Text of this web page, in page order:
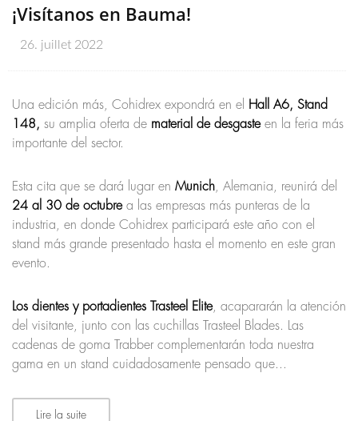
¡Visítanos en Bauma!
26. juillet 2022
Una edición más, Cohidrex expondrá en el
Hall A6, Stand
148, su amplia oferta de material de desgasteen la feria más
importante del sector.
Esta cita que se dará lugar en Munich , Alemania, reunirá del
24 al 30 de octubrea las empresas más punteras de la
industria, en donde Cohidrex participará este año con el
stand más grande presentado hasta el momento en este gran
evento.
Los dientes y portadientes Trasteel Elite, acapararán la atención
del visitante, junto con las cuchillas Trasteel Blades. Las
cadenas de goma Trabber complementarán toda nuestra
gama en un stand cuidadosamente pensado que...
Lire la suite